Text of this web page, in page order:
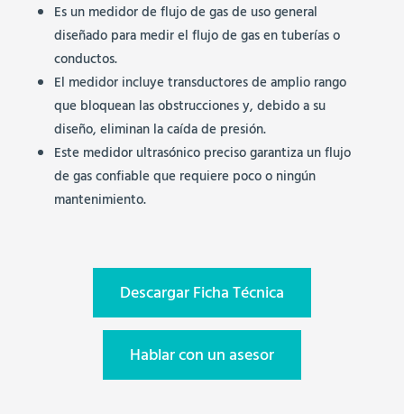
Es un medidor de flujo de gas de uso general
diseñado para medir el flujo de gas en tuberías o
conductos.
El medidor incluye transductores de amplio rango
que bloquean las obstrucciones y, debido a su
diseño, eliminan la caída de presión.
Este medidor ultrasónico preciso garantiza un flujo
de gas confiable que requiere poco o ningún
mantenimiento.
Descargar Ficha Técnica
Hablar con un asesor